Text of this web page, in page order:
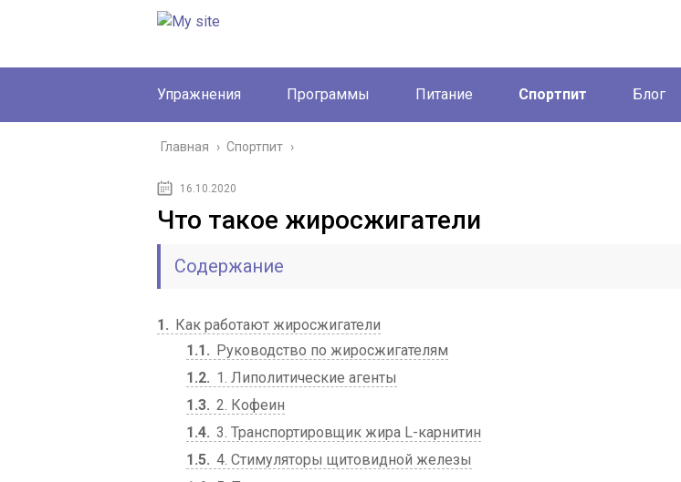
Упражнения Программы Питание Спортпит Блог
Главная › Спортпит ›
16.10.2020
Что такое жиросжигатели
Содержание
1
Как работают жиросжигатели
1.1
Руководство по жиросжигателям
1.2
1. Липолитические агенты
1.3 2. Кофеин
1.4 3. Транспортировщик жира L-карнитин
1.5 4. Стимуляторы щитовидной железы